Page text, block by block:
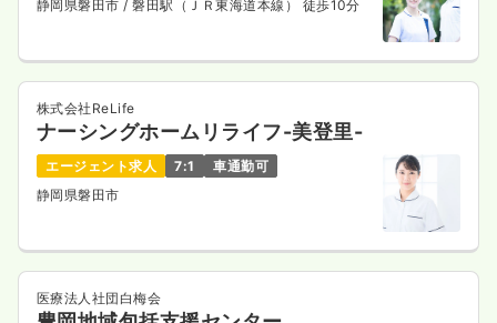
静岡県磐田市 / 磐田駅（ＪＲ東海道本線） 徒歩10分
株式会社ReLife
ナーシングホームリライフ-美登里-
エージェント求人 7:1
車通勤可
静岡県磐田市
医療法人社団白梅会